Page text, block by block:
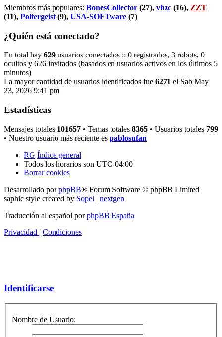
Miembros más populares: BonesCollector (27), vhzc (16), ZZT
(11), Poltergeist (9), USA-SOFTware (7)
¿Quién está conectado?
En total hay 629 usuarios conectados :: 0 registrados, 3 robots, 0
ocultos y 626 invitados (basados en usuarios activos en los últimos 5
minutos)
La mayor cantidad de usuarios identificados fue 6271 el Sab May
23, 2026 9:41 pm
Estadísticas
Mensajes totales 101657 • Temas totales 8365 • Usuarios totales 799
• Nuestro usuario más reciente es pablosufan
RG Índice general
Todos los horarios son UTC-04:00
Borrar cookies
Desarrollado porphpBB® Forum Software © phpBB Limited
saphic style created by Sopel | nextgen
Traducción al español porphpBB España
Privacidad | Condiciones
Identificarse
Nombre de Usuario: